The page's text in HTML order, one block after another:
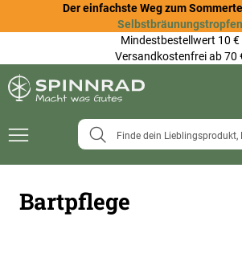
Der einfachste Weg zum
Selbstbräunungstropfen
Mindestbestellwert 10 €
Versandkostenfrei ab 70
Navigation
Bartpflege